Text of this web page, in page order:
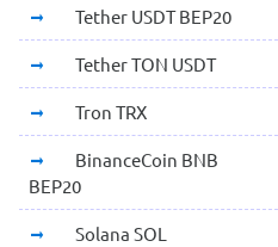
Tether USDT BEP20
Tether TON USDT
Tron TRX
BinanceCoin BNB
BEP20
Solana SOL